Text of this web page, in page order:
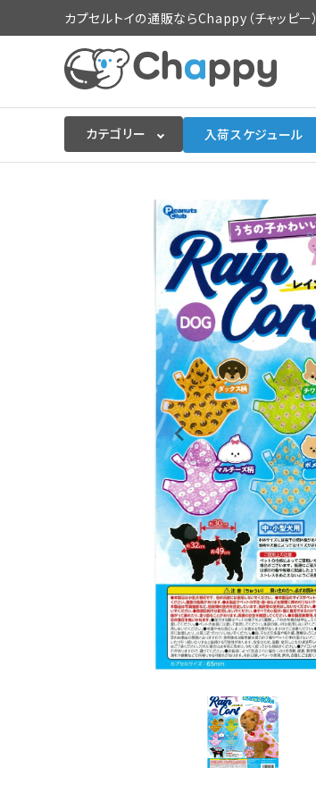
カプセルトイの通販ならChappy（チャッピー）
カテゴリー 入荷スケジュール
入荷スケジュールをチェック
カプセルトイマシン本体
販促用空カプセル
販促用カプセルトイ
よくあるご質問
ご利用ガイド
06-6282-7659